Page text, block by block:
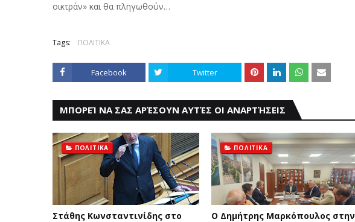
οικτράν» και θα πληγωθούν…
Tags: ΠΟΛΙΤΙΚΑ
Facebook Twitter
ΜΠΟΡΕΊ ΝΑ ΣΑΣ ΑΡΈΣΟΥΝ ΑΥΤΈΣ ΟΙ ΑΝΑΡΤΉΣΕΙΣ
ΠΟΛΙΤΙΚΑ
Στάθης Κωνσταντινίδης στο
ΠΟΛΙΤΙΚΑ
Ο Δημήτρης Μαρκόπουλος στην